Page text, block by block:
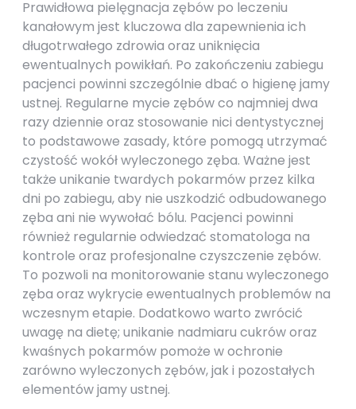
Prawidłowa pielęgnacja zębów po leczeniu
kanałowym jest kluczowa dla zapewnienia ich
długotrwałego zdrowia oraz uniknięcia
ewentualnych powikłań. Po zakończeniu zabiegu
pacjenci powinni szczególnie dbać o higienę jamy
ustnej. Regularne mycie zębów co najmniej dwa
razy dziennie oraz stosowanie nici dentystycznej
to podstawowe zasady, które pomogą utrzymać
czystość wokół wyleczonego zęba. Ważne jest
także unikanie twardych pokarmów przez kilka
dni po zabiegu, aby nie uszkodzić odbudowanego
zęba ani nie wywołać bólu. Pacjenci powinni
również regularnie odwiedzać stomatologa na
kontrole oraz profesjonalne czyszczenie zębów.
To pozwoli na monitorowanie stanu wyleczonego
zęba oraz wykrycie ewentualnych problemów na
wczesnym etapie. Dodatkowo warto zwrócić
uwagę na dietę; unikanie nadmiaru cukrów oraz
kwaśnych pokarmów pomoże w ochronie
zarówno wyleczonych zębów, jak i pozostałych
elementów jamy ustnej.